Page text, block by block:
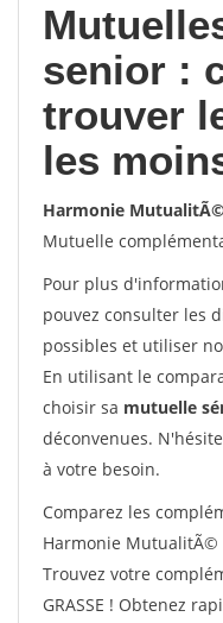
senior :
trouver
les
Harmonie MutualitÃ©
Mutuelle
Pour plus
pouvez consulter les
possibles et utiliser
En utilisant le
choisir sa mutuelle
déconvenues.
à votre besoin.
Comparez les
Harmonie MutualitÃ©
Trouvez votre
GRASSE ! Obtenez